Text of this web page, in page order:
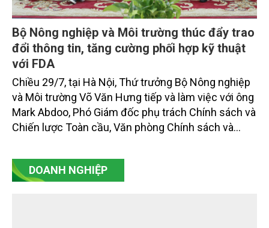
Bộ Nông nghiệp và Môi trường thúc đẩy trao
đổi thông tin, tăng cường phối hợp kỹ thuật
với FDA
Chiều 29/7, tại Hà Nội, Thứ trưởng Bộ Nông nghiệp
và Môi trường Võ Văn Hưng tiếp và làm việc với ông
Mark Abdoo, Phó Giám đốc phụ trách Chính sách và
Chiến lược Toàn cầu, Cơ quan Quản lý Thực phẩm
và Dược phẩm Hoa Kỳ (FDA).